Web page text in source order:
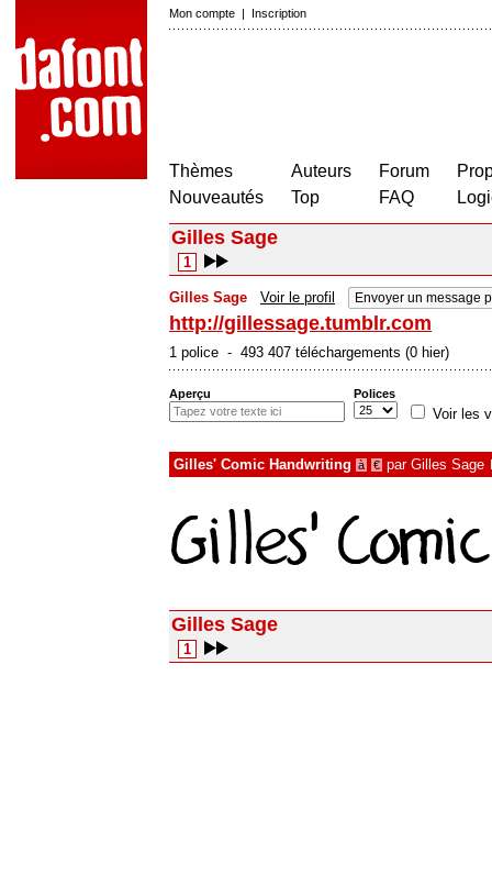
Mon compte | Inscription
Thèmes
Nouveautés
Auteurs
Top
Forum
FAQ
Gilles Sage
1
Gilles Sage Voir le profil Envoyer un message
http://gillessage.tumblr.com
1 police - 493 407 téléchargements (0 hier)
Aperçu Polices
Voir les
Gilles' Comic Handwriting à € par Gilles Sage
Gilles Sage
1